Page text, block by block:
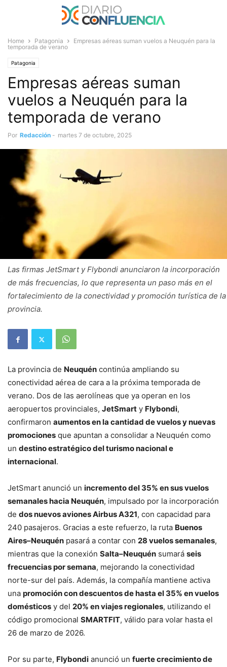
Home Patagonia
Empresas aéreas suman vuelos a Neuquén para la
temporada de verano
Patagonia
Empresas aéreas suman
vuelos a Neuquén para la
temporada de verano
Por Redacción - martes 7 de octubre, 2025
Las firmas JetSmart y Flybondi anunciaron la incorporación
de más frecuencias, lo que representa un paso más en el
fortalecimiento de la conectividad y promoción turística de la
provincia.
La provincia de Neuquén continúa ampliando su
conectividad aérea de cara a la próxima temporada de
verano. Dos de las aerolíneas que ya operan en los
aeropuertos provinciales, JetSmart y Flybondi,
confirmaron aumentos en la cantidad de vuelos y nuevas
promociones que apuntan a consolidar a Neuquén como
un destino estratégico del turismo nacional e
internacional.
JetSmart anunció un incremento del 35% en sus vuelos
semanales hacia Neuquén, impulsado por la incorporación
de dos nuevos aviones Airbus A321, con capacidad para
240 pasajeros. Gracias a este refuerzo, la ruta Buenos
Aires–Neuquén pasará a contar con 28 vuelos semanales,
mientras que la conexión Salta–Neuquén sumará seis
frecuencias por semana, mejorando la conectividad
norte-sur del país. Además, la compañía mantiene activa
una promoción con descuentos de hasta el 35% en vuelos
domésticos y del 20% en viajes regionales, utilizando el
código promocional SMARTFIT, válido para volar hasta el
26 de marzo de 2026.
Por su parte, Flybondi anunció un fuerte crecimiento de